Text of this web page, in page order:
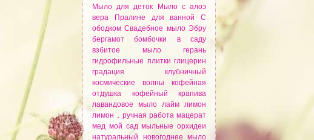
Мыло для деток
Мыло с алоэ
вера
Пралине для ванной С
ободкомСвадебное мылоЭбру
бергамотбомбочки в саду
взбитое мыло герань
гидрофильные плитки глицерин
градация клубничный
космические волны кофейная
отдушка кофейный крапива
лавандовое мыло лайм лимон
лимон，ручная работа мацерат
мед мой садмыльные орхидеи
натуральный новогоднее мыло